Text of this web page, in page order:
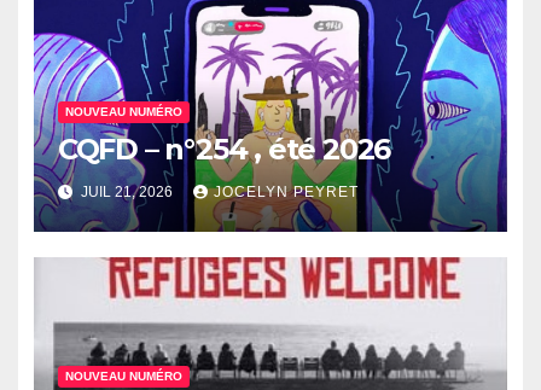
NOUVEAU NUMÉRO
CQFD – n°254 , été 2026
JUIL 21, 2026 JOCELYN PEYRET
NOUVEAU NUMÉRO